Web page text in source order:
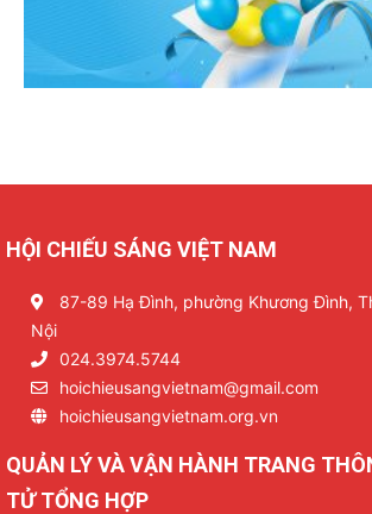
HỘI CHIẾU SÁNG VIỆT NAM
87-89 Hạ Đình, phường Khương Đình,
Nội
024.3974.5744
hoichieusangvietnam@gmail.com
hoichieusangvietnam.org.vn
QUẢN LÝ VÀ VẬN HÀNH TRANG
TỬ TỔNG HỢP